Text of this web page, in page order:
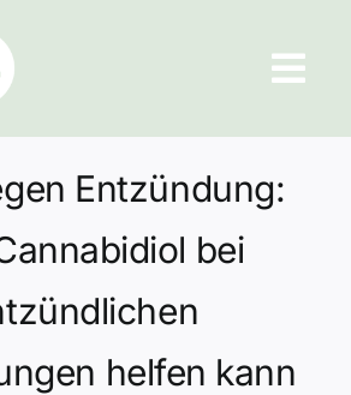
Entzündung:
bei
helfen kann